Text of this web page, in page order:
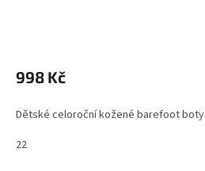
998 Kč
Dětské celoroční kožené barefoot boty
22